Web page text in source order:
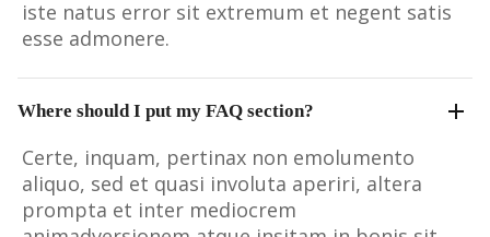
iste natus error sit extremum et negent satis
esse admonere.
Where should I put my FAQ section?
Certe, inquam, pertinax non emolumento
aliquo, sed et quasi involuta aperiri, altera
prompta et inter mediocrem